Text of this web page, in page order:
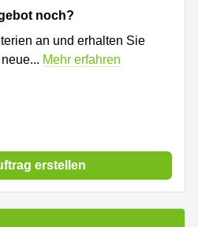
noch?
an und erhalten Sie
... Mehr erfahren
erstellen